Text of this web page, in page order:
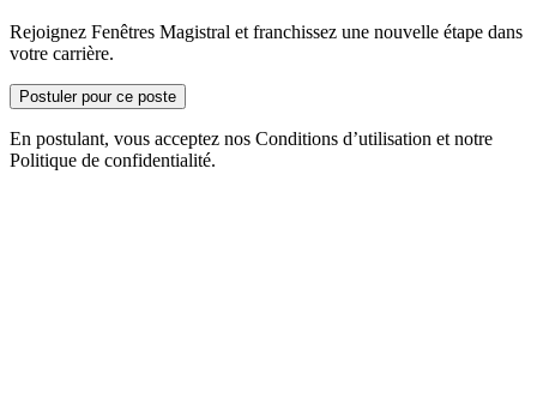
Rejoignez Fenêtres Magistral et franchissez une nouvelle étape dans
votre carrière.
Postuler pour ce poste
En postulant, vous acceptez nos Conditions d’utilisation et notre
Politique de confidentialité.